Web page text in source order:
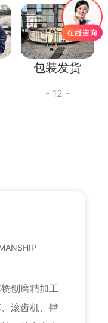
包装发货
- 12 -
谱仪精准检测，严